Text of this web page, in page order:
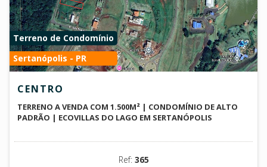
Terreno de Condomínio
Sertanópolis - PR
CENTRO
TERRENO A VENDA COM 1.500M² | CONDOMÍNIO DE ALTO
PADRÃO | ECOVILLAS DO LAGO EM SERTANÓPOLIS
Ref: 365